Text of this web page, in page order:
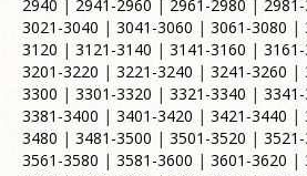
2940 | 2941-2960 | 2961-2980 |
3021-3040 | 3041-3060 | 3061-3080 |
3120 | 3121-3140 | 3141-3160 |
3201-3220 | 3221-3240 | 3241-3260 |
3300 | 3301-3320 | 3321-3340 |
3381-3400 | 3401-3420 | 3421-3440 |
3480 | 3481-3500 | 3501-3520 |
3561-3580 | 3581-3600 | 3601-3620 |